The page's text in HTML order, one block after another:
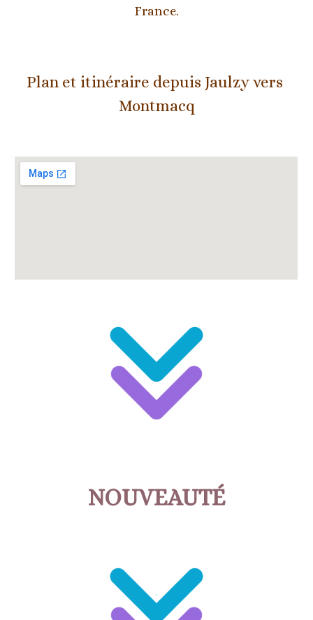
France.
Plan et itinéraire depuis Jaulzy vers
Montmacq
NOUVEAUTÉ